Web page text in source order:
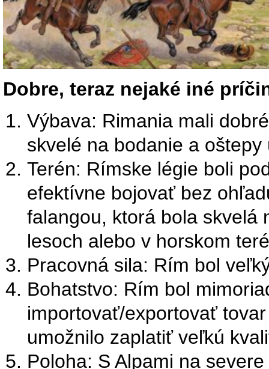
Dobre, teraz nejaké iné
Výbava: Rimania mali
skvelé na bodanie a
Terén: Rímske légie boli
efektívne bojovať bez
falangou, ktorá bola skvelá
lesoch alebo v horskom
Pracovná sila: Rím bol
Bohatstvo: Rím bol
importovať/exportovať
umožnilo zaplatiť veľkú
Poloha: S Alpami na